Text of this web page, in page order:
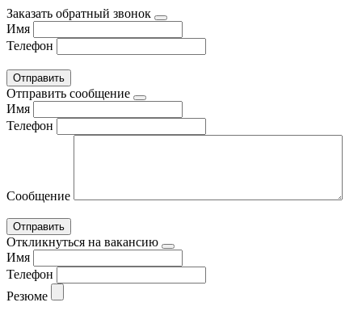
Заказать обратный звонок
Имя
Телефон
Отправить сообщение
Имя
Телефон
Сообщение
Откликнуться на вакансию
Имя
Телефон
Резюме